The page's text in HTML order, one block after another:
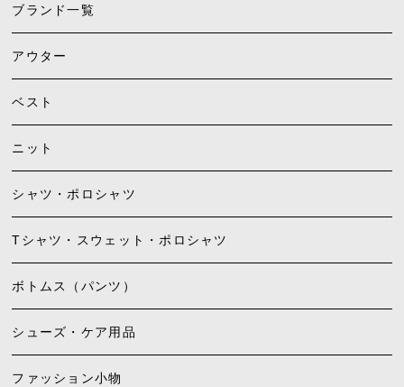
ブランド一覧
アウター
ベスト
ニット
シャツ・ポロシャツ
Tシャツ・スウェット・ポロシャツ
ボトムス（パンツ）
シューズ・ケア用品
ファッション小物